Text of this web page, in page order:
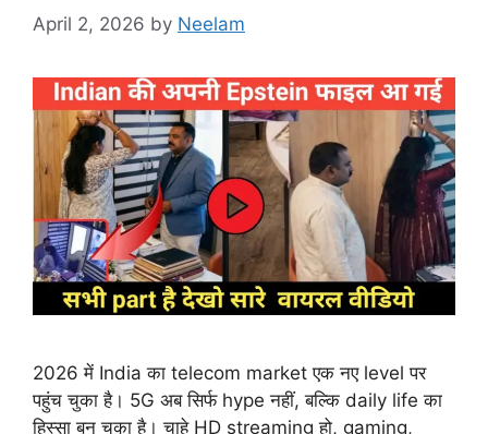
April 2, 2026 by Neelam
2026 में India का telecom market एक नए level पर
पहुंच चुका है। 5G अब सिर्फ hype नहीं, बल्कि daily life का
हिस्सा बन चुका है। चाहे HD streaming हो, gaming,